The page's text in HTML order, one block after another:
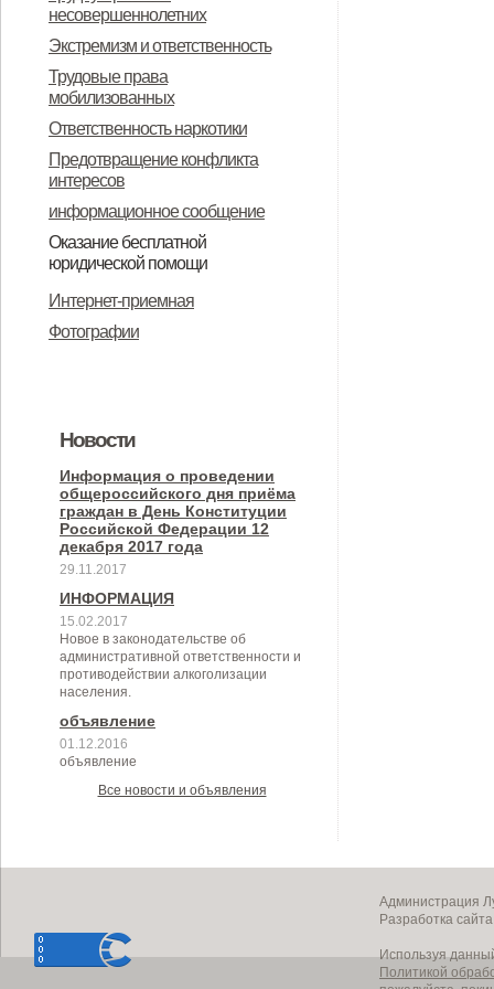
несовершеннолетних
Экстремизм и ответственность
Трудовые права
мобилизованных
Ответственность наркотики
Предотвращение конфликта
интересов
информационное сообщение
Оказание бесплатной
юридической помощи
юридической помощи
Интернет-приемная
Фотографии
Новости
Информация о проведении
общероссийского дня приёма
граждан в День Конституции
Российской Федерации 12
декабря 2017 года
29.11.2017
ИНФОРМАЦИЯ
15.02.2017
Новое в законодательстве об
административной ответственности и
противодействии алкоголизации
населения.
объявление
01.12.2016
объявление
Все новости и объявления
Администрация
Разработка
Используя
Политикой